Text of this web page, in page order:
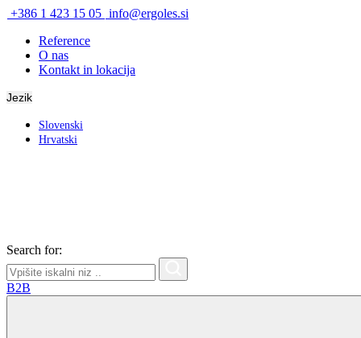
+386 1 423 15 05 info@ergoles.si
Reference
O nas
Kontakt in lokacija
Jezik
Slovenski
Hrvatski
Search for:
B2B